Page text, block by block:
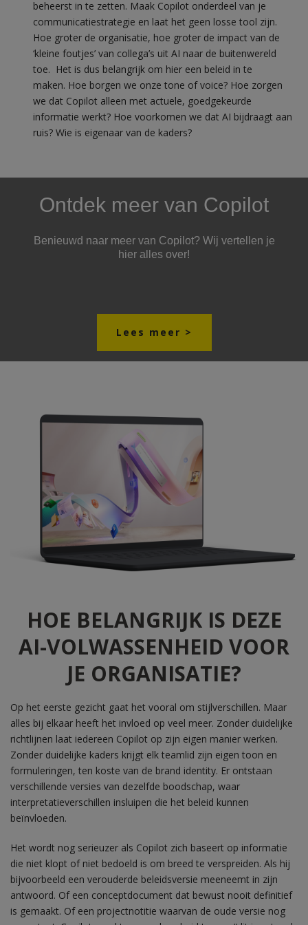
beheerst in te zetten. Maak Copilot onderdeel van je
communicatiestrategie en laat het geen losse tool zijn.
Hoe groter de organisatie, hoe groter de impact van de
‘kleine foutjes’ van collega’s uit AI naar de buitenwereld
toe. Het is dus belangrijk om hier een beleid in te
maken. Hoe borgen we onze tone of voice? Hoe zorgen
we dat Copilot alleen met actuele, goedgekeurde
informatie werkt? Hoe voorkomen we dat AI bijdraagt aan
ruis? Wie is eigenaar van de kaders?
Ontdek meer van Copilot
Benieuwd naar meer van Copilot? Wij vertellen je
hier alles over!
Lees meer >
HOE BELANGRIJK IS DEZE
AI-VOLWASSENHEID VOOR
JE ORGANISATIE?
Op het eerste gezicht gaat het vooral om stijlverschillen. Maar
alles bij elkaar heeft het invloed op veel meer. Zonder duidelijke
richtlijnen laat iedereen Copilot op zijn eigen manier werken.
Zonder duidelijke kaders krijgt elk teamlid zijn eigen toon en
formuleringen, ten koste van de brand identity. Er ontstaan
verschillende versies van dezelfde boodschap, waar
interpretatieverschillen insluipen die het beleid kunnen
beïnvloeden.
Het wordt nog serieuzer als Copilot zich baseert op informatie
die niet klopt of niet bedoeld is om breed te verspreiden. Als hij
bijvoorbeeld een verouderde beleidsversie meeneemt in zijn
antwoord. Of een conceptdocument dat bewust nooit definitief
is gemaakt. Of een projectnotitie waarvan de oude versie nog